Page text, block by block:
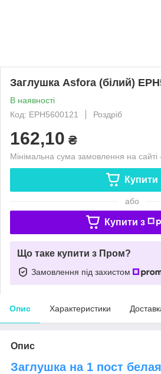
Заглушка Asfora (білий)
В наявності
Код: EPH5600121
Роздріб
162,10 ₴
Мінімальна сума замовлення на
Купити
або
Купити з
Що таке купити з Пром?
Замовлення під захистом
Опис Характеристики
Опис
Заглушка на 1 пост